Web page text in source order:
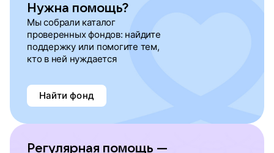
Нужна помощь?
Мы собрали каталог
проверенных фондов: найдите
поддержку или помогите тем,
кто в ней нуждается
Найти фонд
Регулярная помощь —